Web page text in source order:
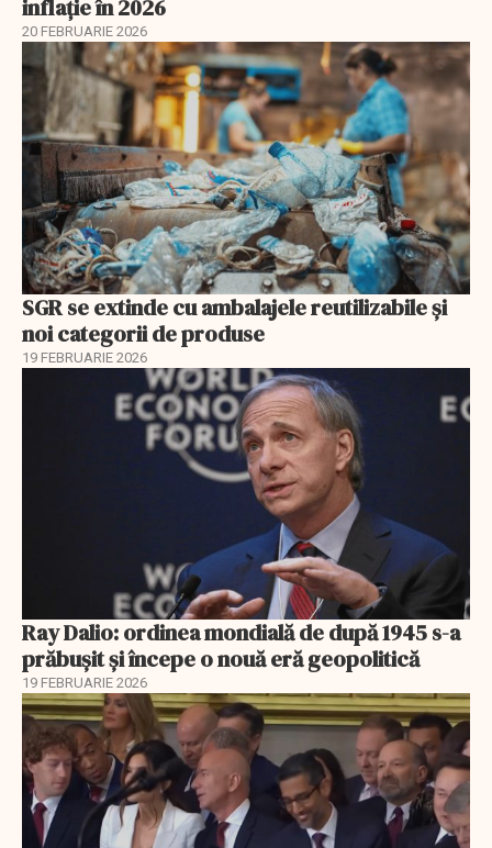
inflație în 2026
20 FEBRUARIE 2026
SGR se extinde cu ambalajele reutilizabile și
noi categorii de produse
19 FEBRUARIE 2026
Ray Dalio: ordinea mondială de după 1945 s-a
prăbușit și începe o nouă eră geopolitică
19 FEBRUARIE 2026